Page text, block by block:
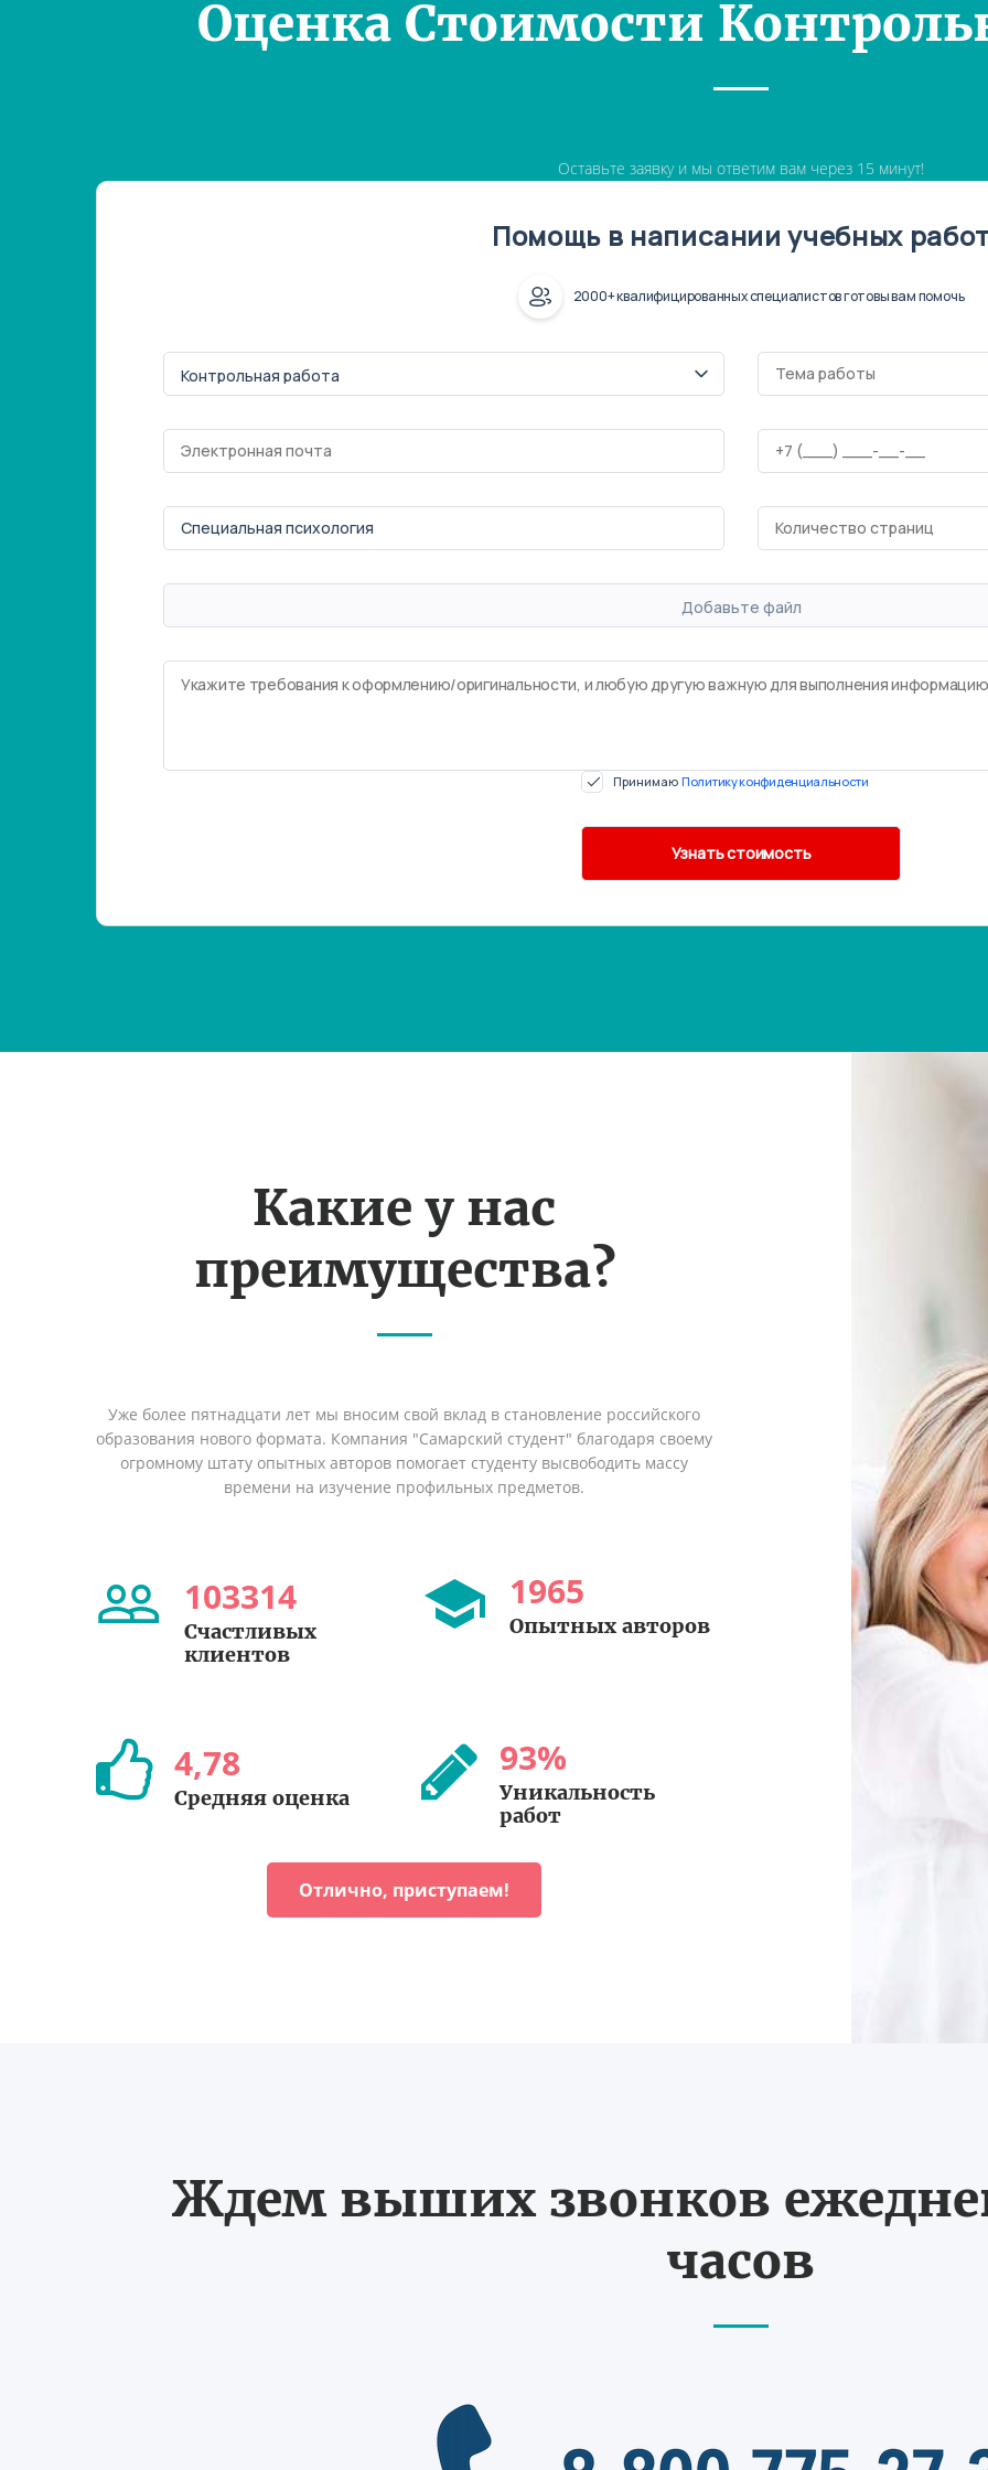
Оценка Стоимости
Оставьте заявку и мы ответим вам через 15 минут!
Помощь в написании учебных
2000+ квалифицированных специалистов готовы вам помочь
Добавьте файл
Принимаю Политику конфиденциальности
Какие у нас
преимущества?
Уже более пятнадцати лет мы вносим свой вклад в становление российского
образования нового формата. Компания "Самарский студент" благодаря своему
огромному штату опытных авторов помогает студенту высвободить массу
времени на изучение профильных предметов.
103314
Счастливых
клиентов
1965
Опытных авторов
4,78
Средняя оценка
93%
Уникальность
работ
Отлично, приступаем!
Ждем выших звонков
часов